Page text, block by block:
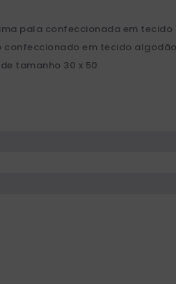
pala confeccionada em
em tecido
tamanho 30 x 50